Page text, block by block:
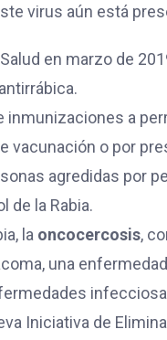
virus aún está
en marzo de
a
vacunación o por
agredidas por
de la Rabia.
la oncocercosis,
una
Iniciativa de